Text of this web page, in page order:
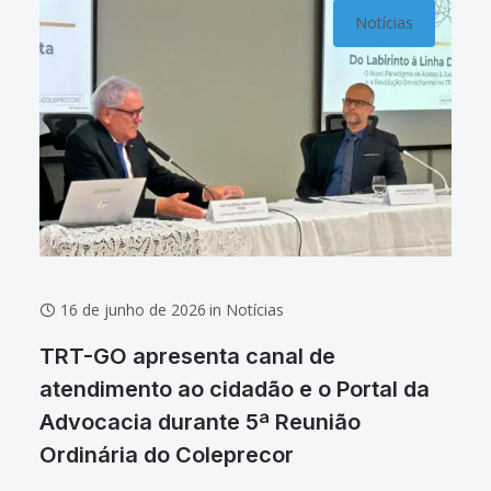
Notícias
16 de junho de 2026 in Notícias
TRT-GO apresenta canal de
atendimento ao cidadão e o Portal da
Advocacia durante 5ª Reunião
Ordinária do Coleprecor